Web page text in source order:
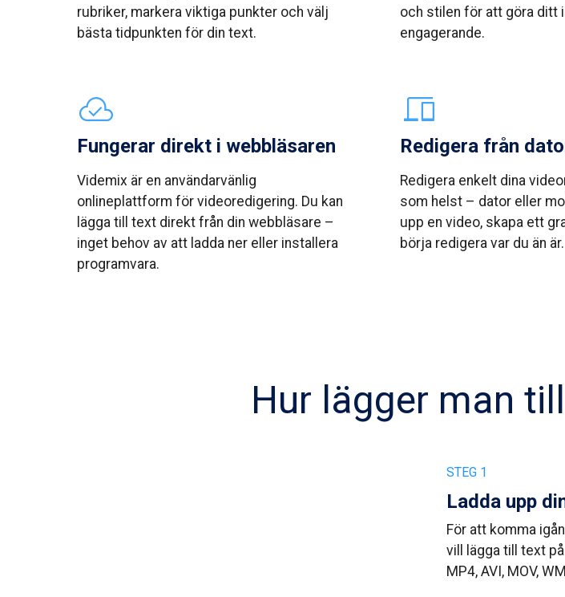
rubriker, markera viktiga punkter och välj
bästa tidpunkten för din text.
och stilen för att göra ditt
engagerande.
Fungerar direkt i webbläsaren
Videmix är en användarvänlig
onlineplattform för videoredigering. Du kan
lägga till text direkt från din webbläsare –
inget behov av att ladda ner eller installera
programvara.
Redigera från
Redigera enkelt dina
som helst – dator eller
upp en video, skapa ett
börja redigera var du än är.
Hur lägger man
STEG 1
Ladda upp
För att komma
vill lägga till text
MP4, AVI, MOV,